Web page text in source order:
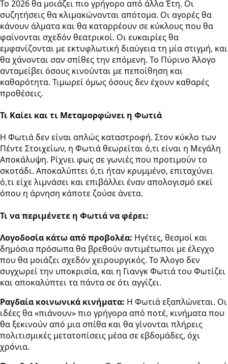
Το 2026 θα μοιάζει πιο γρήγορο από άλλα Έτη. Οι
συζητήσεις θα κλιμακώνονται απότομα. Οι αγορές θα
κάνουν άλματα και θα καταρρέουν σε κύκλους που θα
φαίνονται σχεδόν θεατρικοί. Οι ευκαιρίες θα
εμφανίζονται με εκτυφλωτική διαύγεια τη μία στιγμή, και
θα χάνονται σαν σπίθες την επόμενη. Το Πύρινο Άλογο
ανταμείβει όσους κινούνται με πεποίθηση και
καθαρότητα. Τιμωρεί όμως όσους δεν έχουν καθαρές
προθέσεις.
Τι Καίει και τι Μεταμορφώνει η Φωτιά
Η Φωτιά δεν είναι απλώς καταστροφή. Στον κύκλο των
Πέντε Στοιχείων, η Φωτιά θεωρείται ό,τι είναι η Μεγάλη
Αποκάλυψη. Ρίχνει φως σε γωνιές που προτιμούν το
σκοτάδι. Αποκαλύπτει ό,τι ήταν κρυμμένο, επιταχύνει
ό,τι είχε λιμνάσει και επιβάλλει έναν απολογισμό εκεί
όπου η άρνηση κάποτε ζούσε άνετα.
Τι να περιμένετε η Φωτιά να φέρει:
Λογοδοσία κάτω από προβολέα: Ηγέτες, θεσμοί και
δημόσια πρόσωπα θα βρεθούν αντιμέτωποι με έλεγχο
που θα μοιάζει σχεδόν χειρουργικός. Το Άλογο δεν
συγχωρεί την υποκρισία, και η Γιανγκ Φωτιά του Φωτίζει
και αποκαλύπτει τα πάντα σε ότι αγγίζει.
Ραγδαία κοινωνικά κινήματα: Η Φωτιά εξαπλώνεται. Οι
ιδέες θα «πιάνουν» πιο γρήγορα από ποτέ, κινήματα που
θα ξεκινούν από μια σπίθα και θα γίνονται πλήρεις
πολιτισμικές μετατοπίσεις μέσα σε εβδομάδες, όχι
χρόνια.